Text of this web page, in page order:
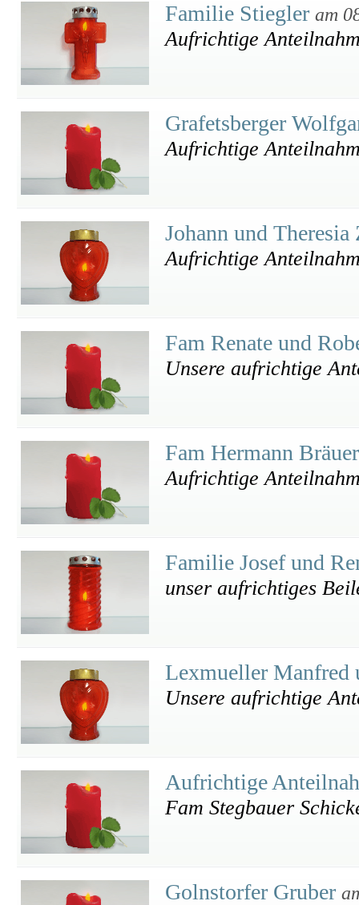
Familie Stiegler am
Aufrichtige
Grafetsberger
Aufrichtige
Johann und
Aufrichtige
Fam Renate und
Unsere aufrichtige
Fam Hermann
Aufrichtige
Familie Josef und
unser aufrichtiges
Lexmueller
Unsere aufrichtige
Aufrichtige
Fam Stegbauer
Golnstorfer Gruber